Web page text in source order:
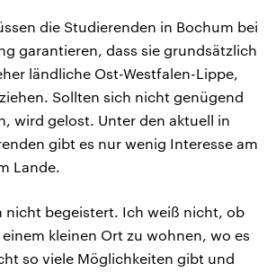
die Studierenden in Bochum bei
garantieren, dass sie grundsätzlich
ländliche Ost-Westfalen-Lippe,
Sollten sich nicht genügend
wird gelost. Unter den aktuell in
gibt es nur wenig Interesse am
Lande.
nicht begeistert. Ich weiß nicht, ob
kleinen Ort zu wohnen, wo es
so viele Möglichkeiten gibt und